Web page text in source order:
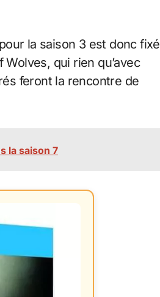
la saison 3 est donc fixé
Wolves, qui rien qu’avec
feront la rencontre de
la saison 7